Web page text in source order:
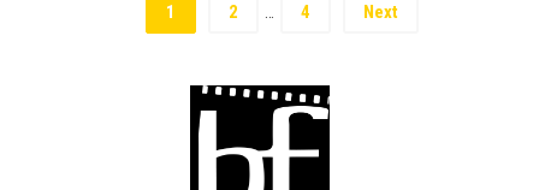
1 2 4 Next